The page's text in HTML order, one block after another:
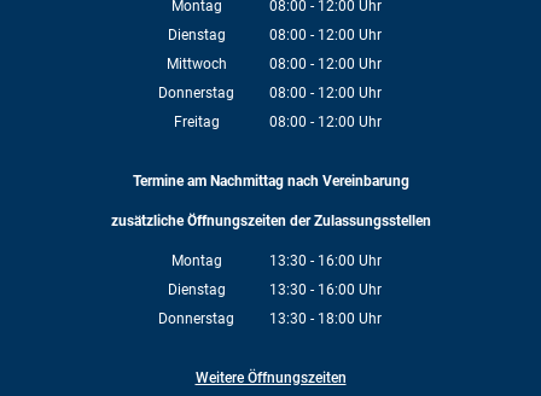
Montag 08:00 - 12:00 Uhr
Von 08:00 bis 12:00 Uhr
Dienstag 08:00 - 12:00 Uhr
Von 08:00 bis 12:00 Uhr
Mittwoch 08:00 - 12:00 Uhr
Von 08:00 bis 12:00 Uhr
Donnerstag 08:00 - 12:00 Uhr
Von 08:00 bis 12:00 Uhr
Freitag 08:00 - 12:00 Uhr
Termine am Nachmittag nach Vereinbarung
zusätzliche Öffnungszeiten der Zulassungsstellen
Montag 13:30 - 16:00 Uhr
Von 13:30 bis 16:00 Uhr
Dienstag 13:30 - 16:00 Uhr
Von 13:30 bis 16:00 Uhr
Donnerstag 13:30 - 18:00 Uhr
Weitere Öffnungszeiten